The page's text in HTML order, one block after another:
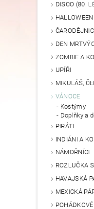
DISCO (80.
HALLOWEEN
DEN
ZOMBIE A
UPÍŘI
MIKULÁŠ,
VÁNOCE
Kostýmy
Doplňky a
PIRÁTI
INDIÁNI A
NÁMOŘNÍCI
ROZLUČKA
HAVAJSKÁ
MEXICKÁ